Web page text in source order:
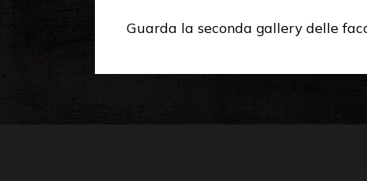
Guarda la seconda gallery delle